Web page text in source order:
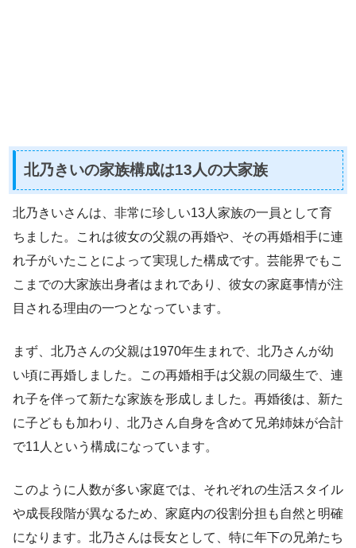
北乃きいの家族構成は13人の大家族
北乃きいさんは、非常に珍しい13人家族の一員として育
ちました。これは彼女の父親の再婚や、その再婚相手に連
れ子がいたことによって実現した構成です。芸能界でもこ
こまでの大家族出身者はまれであり、彼女の家庭事情が注
目される理由の一つとなっています。
まず、北乃さんの父親は1970年生まれで、北乃さんが幼
い頃に再婚しました。この再婚相手は父親の同級生で、連
れ子を伴って新たな家族を形成しました。再婚後は、新た
に子どもも加わり、北乃さん自身を含めて兄弟姉妹が合計
で11人という構成になっています。
このように人数が多い家庭では、それぞれの生活スタイル
や成長段階が異なるため、家庭内の役割分担も自然と明確
になります。北乃さんは長女として、特に年下の兄弟たち